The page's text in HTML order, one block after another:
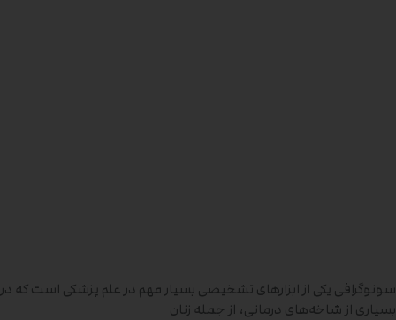
سونوگرافی یکی از ابزارهای تشخیصی بسیار مهم در علم پزشکی است که در
بسیاری از شاخه‌های درمانی، از جمله زنان